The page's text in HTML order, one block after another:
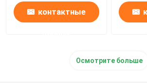
контактные
Осмотрите больше